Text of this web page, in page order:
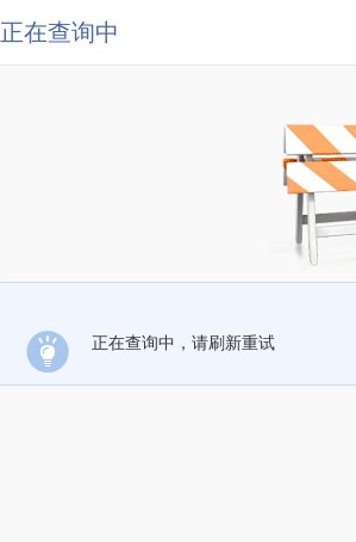
正在查询中
正在查询中，请刷新重试